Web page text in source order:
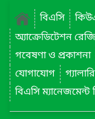
বিএসি
অ্যাক্রেডিটেশন
গবেষণা ও প্রকাশনা
যোগাযোগ
গ্যালারি
বিএসি